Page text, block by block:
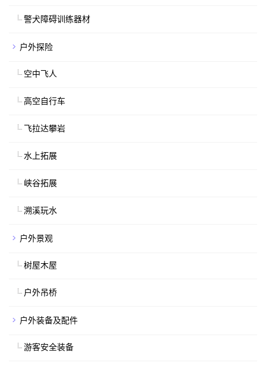
警犬障碍训练器材
户外探险
空中飞人
高空自行车
飞拉达攀岩
水上拓展
峡谷拓展
溯溪玩水
户外景观
树屋木屋
户外吊桥
户外装备及配件
游客安全装备